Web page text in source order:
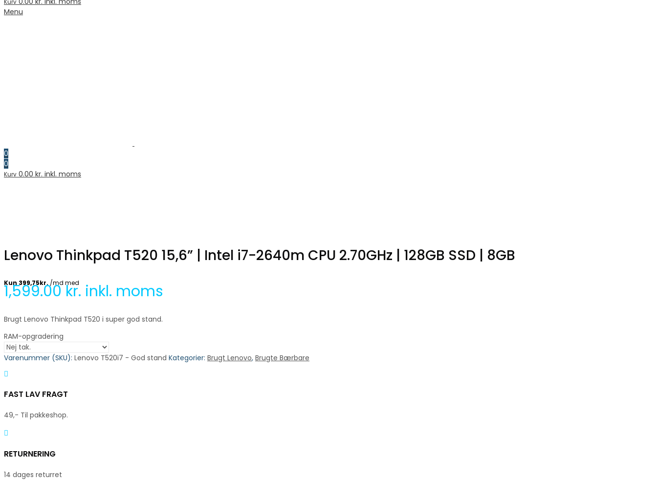
Kurv
Menu
0
0
Kurv 0.00 kr. inkl. moms
Lenovo Thinkpad T520 15,6” | Intel i7-2640m CPU 2.70GHz | 128GB SSD | 8GB
1,599.00kr. inkl. moms
Brugt Lenovo Thinkpad T520 i super god stand.
RAM-opgradering
Varenummer (SKU): Lenovo T520i7 - God stand Kategorier: Brugt Lenovo, Brugte Bærbare
FAST LAV FRAGT
49,- Til pakkeshop.
RETURNERING
14 dages returret